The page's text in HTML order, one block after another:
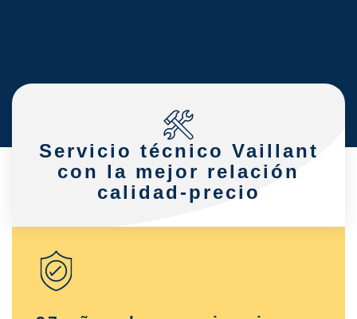
Servicio técnico Vaillant
con la mejor relación
calidad-precio